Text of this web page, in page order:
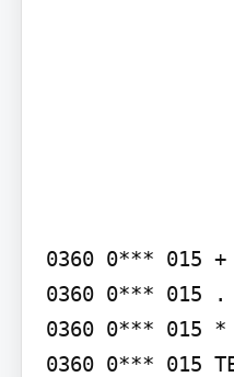
0360 0*** 015
0360 0*** 015 .
0360 0*** 015
0360 0*** 015